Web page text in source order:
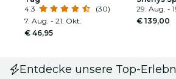
4.3
(30)
7. Aug. - 21. Okt.
€ 46,95
29. Aug. -
€ 139,00
Entdecke unsere Top-